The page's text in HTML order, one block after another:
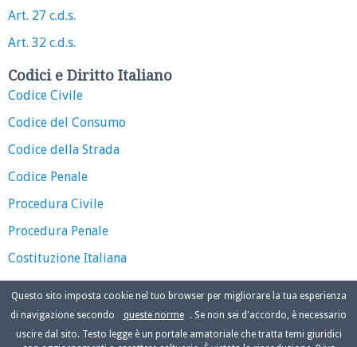
Art. 27 c.d.s.
Art. 32 c.d.s.
Codici e Diritto Italiano
Codice Civile
Codice del Consumo
Codice della Strada
Codice Penale
Procedura Civile
Procedura Penale
Costituzione Italiana
Questo sito imposta cookie nel tuo browser per migliorare la tua esperienza
di navigazione secondo
queste norme
. Se non sei d'accordo, è necessario
uscire dal sito. Testo legge è un portale amatoriale che tratta temi giuridici